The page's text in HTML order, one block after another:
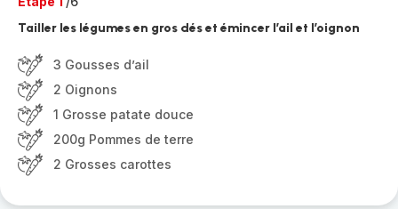
Tailler les légumes en gros dés et émincer l’ail et l’oignon
3 Gousses d’ail
2 Oignons
1 Grosse patate douce
200g Pommes de terre
2 Grosses carottes